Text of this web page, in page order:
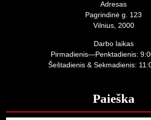
Adresas
Pagrindinė g. 123
Vilnius, 2000
Darbo laikas
Pirmadienis—Penktadienis:
Šeštadienis & Sekmadienis:
Paieška